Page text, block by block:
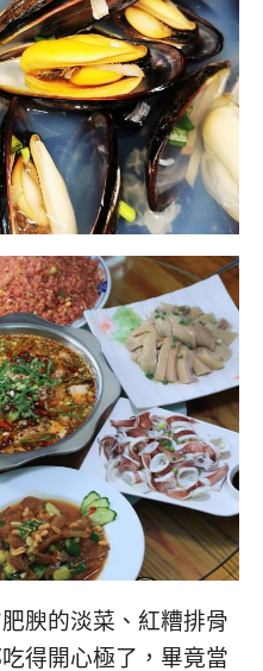
腴的淡菜、紅糟排骨
得開心極了，畢竟當